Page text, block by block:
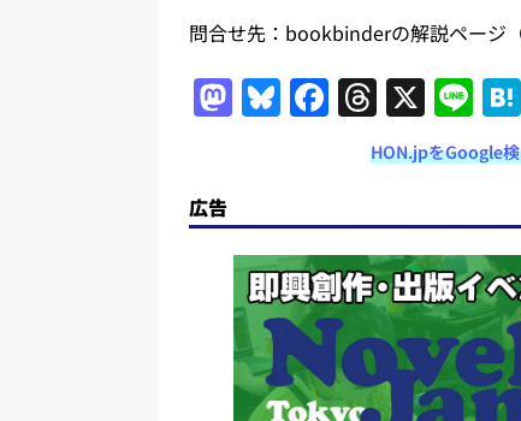
問合せ先：bookbinderの解説ページ
M
a
o
d
o
n
Bl
u
s
k
y
F
a
e
b
o
o
k
T
h
re
a
d
s
X Li
n
e
HON.jpをGoogle
広告